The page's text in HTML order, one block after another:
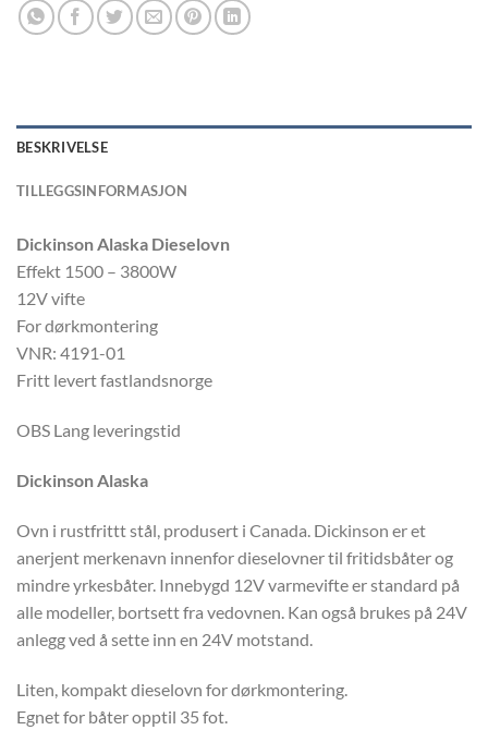
BESKRIVELSE
TILLEGGSINFORMASJON
Dickinson Alaska Dieselovn
Effekt 1500 – 3800W
12V vifte
For dørkmontering
VNR: 4191-01
Fritt levert fastlandsnorge
OBS Lang leveringstid
Dickinson Alaska
Ovn i rustfrittt stål, produsert i Canada. Dickinson er et
anerjent merkenavn innenfor dieselovner til fritidsbåter og
mindre yrkesbåter. Innebygd 12V varmevifte er standard på
alle modeller, bortsett fra vedovnen. Kan også brukes på 24V
anlegg ved å sette inn en 24V motstand.
Liten, kompakt dieselovn for dørkmontering.
Egnet for båter opptil 35 fot.